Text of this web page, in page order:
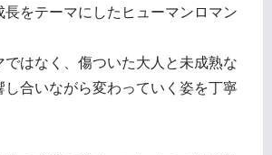
長をテーマにしたヒューマンロマン
ではなく、傷ついた大人と未成熟な
し合いながら変わっていく姿を丁寧